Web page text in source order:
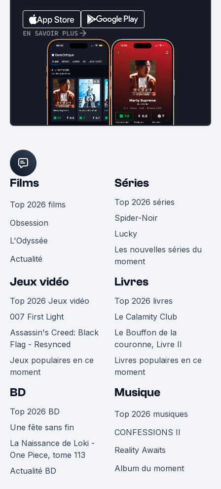
EN SAVOIR PLUS
Films
Top 2026 films
Obsession
L'Odyssée
Actualité
Séries
Top 2026 séries
Spider-Noir
Lucky
Les nouvelles séries du
moment
Jeux vidéo
Top 2026 Jeux vidéo
007 First Light
Assassin's Creed: Black
Flag - Resynced
Jeux populaires en ce
moment
Livres
Top 2026 livres
Le Calamity Club
Le Bouffon de la
couronne, Livre II
Livres populaires en ce
moment
BD
Top 2026 BD
Une fête sans fin
La Naissance de Loki -
One Piece, tome 113
Actualité BD
Musique
Top 2026 musiques
CONFESSIONS II
Reality Awaits
Album du moment